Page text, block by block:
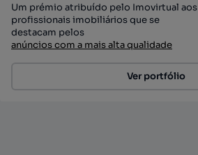
Um prémio atribuído pelo Imovirtual aos
profissionais imobiliários que se
destacam pelos
anúncios com a mais alta qualidade
Ver portfólio